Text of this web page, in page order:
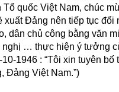
Tổ quốc Việt Nam, chúc
xuất Ðảng nên tiếp tục
dân chủ công bằng văn
nghị … thực hiện ý tưởng
10-1946 : “Tôi xin tuyên
Ðảng Việt Nam.”)